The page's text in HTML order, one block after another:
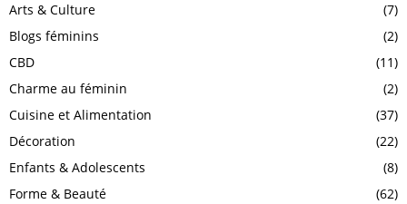
Arts & Culture
(7)
Blogs féminins
(2)
CBD
(11)
Charme au féminin
(2)
Cuisine et Alimentation
(37)
Décoration
(22)
Enfants & Adolescents
(8)
Forme & Beauté
(62)